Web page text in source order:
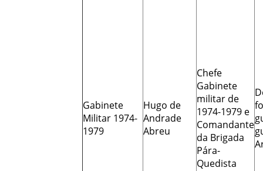
Gabinete
Militar 1974-
1979
Hugo de
Andrade
Abreu
Chefe
Gabinete
militar de
1974-1979 e
Comandante
da Brigada
Pára-
Quedista